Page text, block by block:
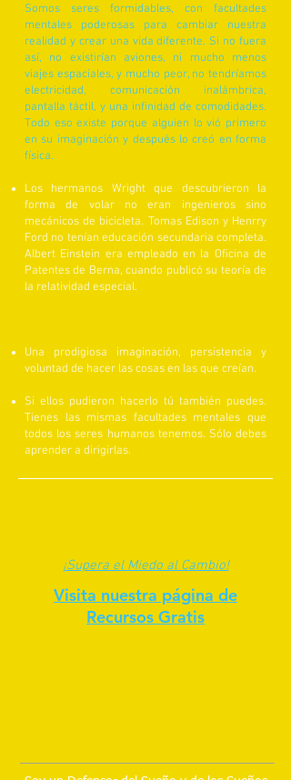
Somos seres formidables, con facultades
mentales poderosas para cambiar nuestra
realidad y crear una vida diferente. Si no fuera
así, no existirían aviones, ni mucho menos
viajes espaciales, y mucho peor, no tendríamos
electricidad, comunicación inalámbrica,
pantalla táctil, y una infinidad de comodidades.
Todo eso existe porque alguien lo vió primero
en su imaginación y después lo creó en forma
física.
Los hermanos Wright que descubrieron la
forma de volar no eran ingenieros sino
mecánicos de bicicleta. Tomas Edison y Henrry
Ford no tenían educación secundaria completa.
Albert Einstein era empleado en la Oficina de
Patentes de Berna, cuando publicó su teoría de
la relatividad especial.
Una prodigiosa imaginación, persistencia y
voluntad de hacer las cosas en las que creían.
Si ellos pudieron hacerlo tú también puedes.
Tienes las mismas facultades mentales que
todos los seres humanos tenemos. Sólo debes
aprender a dirigirlas.
¡Supera el Miedo al Cambio!
Visita nuestra página de
Recursos Gratis